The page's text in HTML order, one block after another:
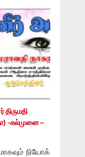
-கல்முனை –
நியோக்